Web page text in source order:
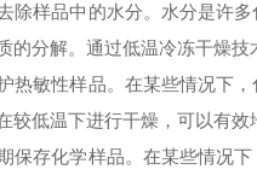
样品中的水分。水分是许多
的分解。通过低温冷冻干燥
敏性样品。在某些情况下，
较低温下进行干燥，可以有
存化学样品。在某些情况下